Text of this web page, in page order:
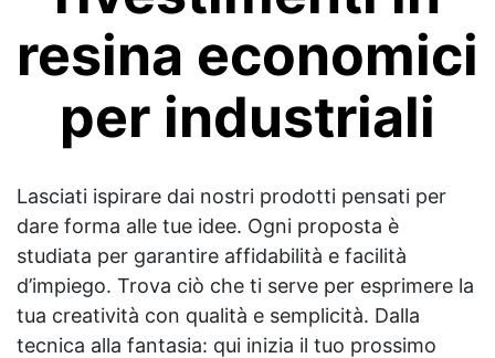
resina economici
per industriali
Lasciati ispirare dai nostri prodotti pensati per
dare forma alle tue idee. Ogni proposta è
studiata per garantire affidabilità e facilità
d’impiego. Trova ciò che ti serve per esprimere la
tua creatività con qualità e semplicità. Dalla
tecnica alla fantasia: qui inizia il tuo prossimo